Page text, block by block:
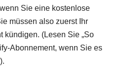
Sie eine kostenlose
müssen also zuerst Ihr
kündigen. (Lesen Sie „So
Abonnement, wenn Sie es